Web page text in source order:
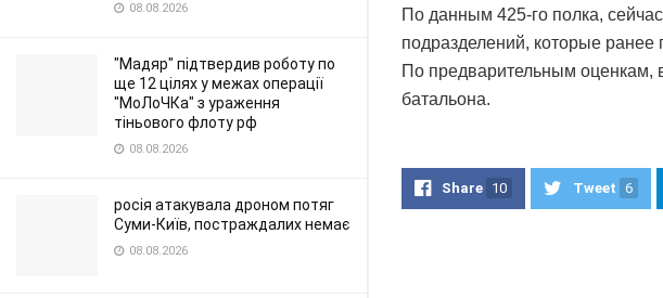
08.08.2026
"Мадяр" підтвердив роботу по
ще 12 цілях у межах операції
"МоЛоЧКа" з ураження
тіньового флоту рф
08.08.2026
росія атакувала дроном потяг
Суми-Київ, постраждалих немає
08.08.2026
По данным 425-го полка,
подразделений, которые ранее
По предварительным оценкам,
батальона.
Share 10 Tweet 6